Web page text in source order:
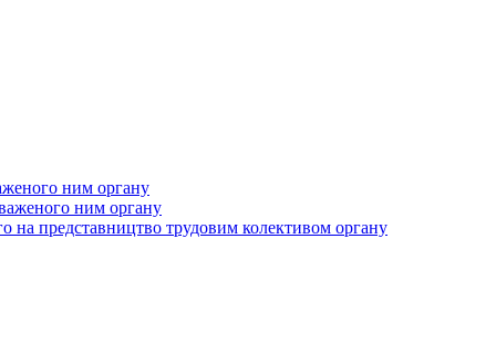
ним органу
ним органу
на представництво трудовим колективом органу